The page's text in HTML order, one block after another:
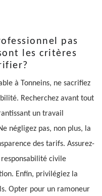
pas
les critères
à Tonneins, ne sacrifiez
Recherchez avant tout
un travail
négligez pas, non plus, la
des tarifs. Assurez-
civile
Enfin, privilégiez la
Opter pour un ramoneur